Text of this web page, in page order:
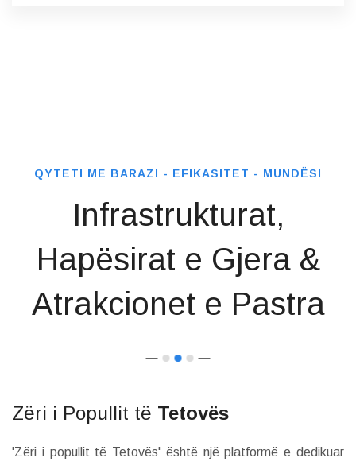
QYTETI ME BARAZI - EFIKASITET - MUNDËSI
Infrastrukturat,
Hapësirat e Gjera &
Atrakcionet e Pastra
Zëri i Popullit të Tetovës
'Zëri i popullit të Tetovës' është një platformë e dedikuar